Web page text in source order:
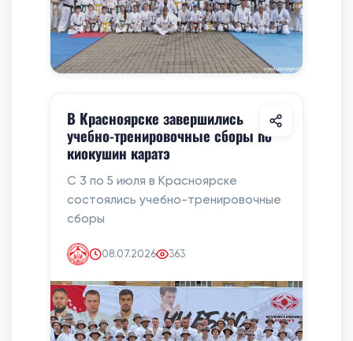
В Красноярске завершились
учебно-тренировочные сборы по
киокушин каратэ
С 3 по 5 июля в Красноярске
состоялись учебно-тренировочные
сборы
08.07.2026 363